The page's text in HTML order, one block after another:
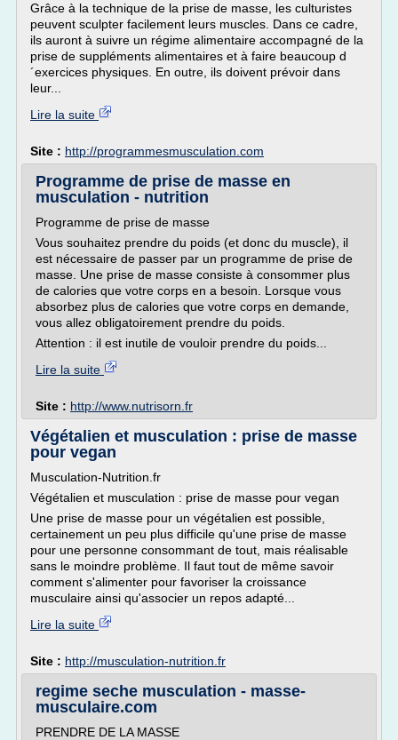
Grâce à la technique de la prise de masse, les culturistes
peuvent sculpter facilement leurs muscles. Dans ce cadre,
ils auront à suivre un régime alimentaire accompagné de la
prise de suppléments alimentaires et à faire beaucoup d
´exercices physiques. En outre, ils doivent prévoir dans
leur...
Lire la suite
Site : http://programmesmusculation.com
Programme de prise de masse en
musculation - nutrition
Programme de prise de masse
Vous souhaitez prendre du poids (et donc du muscle), il
est nécessaire de passer par un programme de prise de
masse. Une prise de masse consiste à consommer plus
de calories que votre corps en a besoin. Lorsque vous
absorbez plus de calories que votre corps en demande,
vous allez obligatoirement prendre du poids.
Attention : il est inutile de vouloir prendre du poids...
Lire la suite
Site : http://www.nutrisorn.fr
Végétalien et musculation : prise de masse
pour vegan
Musculation-Nutrition.fr
Végétalien et musculation : prise de masse pour vegan
Une prise de masse pour un végétalien est possible,
certainement un peu plus difficile qu'une prise de masse
pour une personne consommant de tout, mais réalisable
sans le moindre problème. Il faut tout de même savoir
comment s'alimenter pour favoriser la croissance
musculaire ainsi qu'associer un repos adapté...
Lire la suite
Site : http://musculation-nutrition.fr
regime seche musculation - masse-
musculaire.com
PRENDRE DE LA MASSE